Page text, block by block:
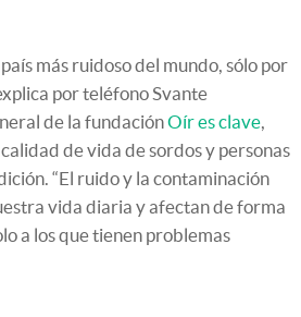
más ruidoso del mundo, sólo por
por teléfono Svante
de la fundaciónOír es clave,
de vida de sordos y personas
“El ruido y la contaminación
vida diaria y afectan de forma
a los que tienen problemas